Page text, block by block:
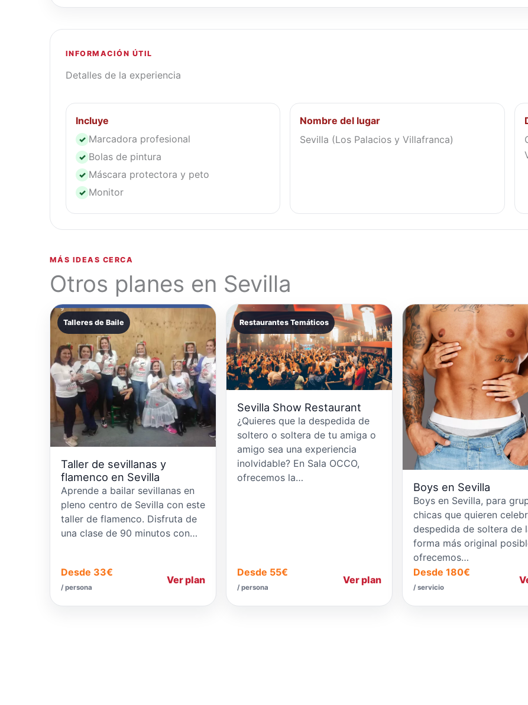
INFORMACIÓN ÚTIL
Detalles de la experiencia
Incluye
✓ Marcadora profesional
✓ Bolas de pintura
✓ Máscara protectora y peto
✓ Monitor
Nombre del lugar
Sevilla (Los Palacios y Villafranca)
MÁS IDEAS CERCA
Otros planes en Sevilla
Talleres de Baile
Taller de sevillanas y
flamenco en Sevilla
Aprende a bailar sevillanas en
pleno centro de Sevilla con este
taller de flamenco. Disfruta de
una clase de 90 minutos con…
Desde 33€
/ persona
Ver plan
Restaurantes Temáticos
Sevilla Show Restaurant
¿Quieres que la despedida de
soltero o soltera de tu amiga o
amigo sea una experiencia
inolvidable? En Sala OCCO,
ofrecemos la…
Desde 55€
/ persona
Ver plan
Boys en Sevilla
Boys en Sevilla, para
chicas que quieren
despedida de soltera de
forma más original
ofrecemos…
Desde 180€
/ servicio